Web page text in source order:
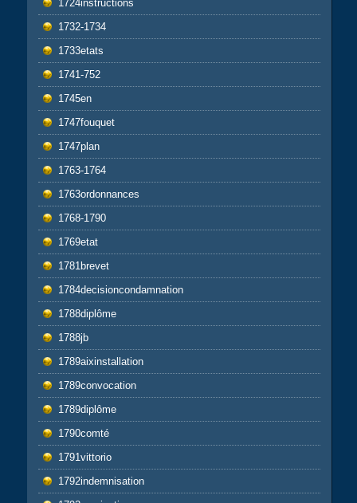
1724instructions
1732-1734
1733etats
1741-752
1745en
1747fouquet
1747plan
1763-1764
1763ordonnances
1768-1790
1769etat
1781brevet
1784decisioncondamnation
1788diplôme
1788jb
1789aixinstallation
1789convocation
1789diplôme
1790comté
1791vittorio
1792indemnisation